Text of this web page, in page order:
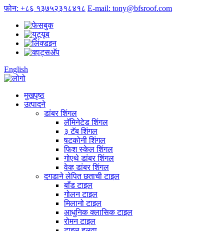
फोन: +८६ १३७५२३१८४१८ E-mail: tony@bfsroof.com
English
मुखपृष्ठ
उत्पादने
डांबर शिंगल
लॅमिनेटेड शिंगल
३ टॅब शिंगल
षटकोनी शिंगल
फिश स्केल शिंगल
गोएथे डांबर शिंगल
वेव्ह डांबर शिंगल
दगडाने लेपित छताची टाइल
बाँड टाइल
गोलन टाइल
मिलानो टाइल
आधुनिक क्लासिक टाइल
रोमन टाइल